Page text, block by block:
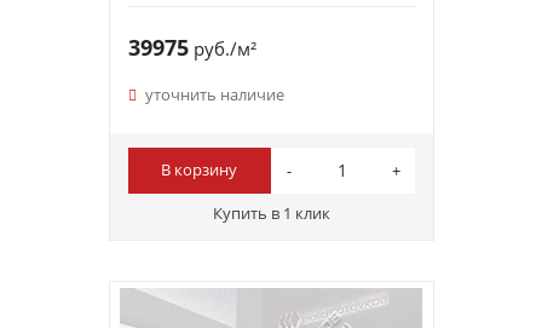
39975руб./м²
уточнить наличие
В корзину
Купить в 1 клик